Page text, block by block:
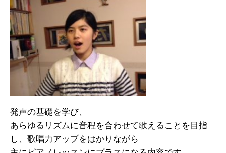
発声の基礎を学び、
あらゆるリズムに音程を合わせて歌えることを目指
し、歌唱力アップをはかりながら